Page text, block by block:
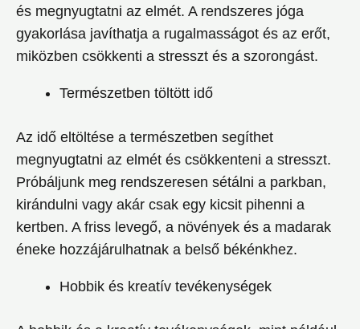
és megnyugtatni az elmét. A rendszeres jóga
gyakorlása javíthatja a rugalmasságot és az erőt,
miközben csökkenti a stresszt és a szorongást.
Természetben töltött idő
Az idő eltöltése a természetben segíthet
megnyugtatni az elmét és csökkenteni a stresszt.
Próbáljunk meg rendszeresen sétálni a parkban,
kirándulni vagy akár csak egy kicsit pihenni a
kertben. A friss levegő, a növények és a madarak
éneke hozzájárulhatnak a belső békénkhez.
Hobbik és kreatív tevékenységek